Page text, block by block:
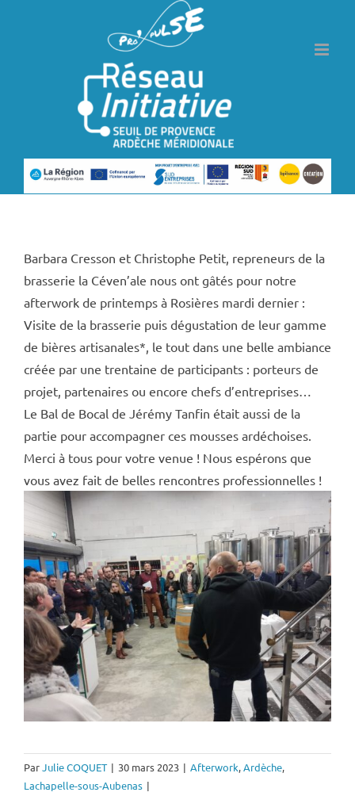
Précédent Suivant
Barbara Cresson et Christophe Petit, repreneurs de la
brasserie la Céven’ale nous ont gâtés pour notre
afterwork de printemps à Rosières mardi dernier :
Visite de la brasserie puis dégustation de leur gamme
de bières artisanales*, le tout dans une belle ambiance
créée par une trentaine de participants : porteurs de
projet, partenaires ou encore chefs d’entreprises…
Le Bal de Bocal de Jérémy Tanfin était aussi de la
partie pour accompagner ces mousses ardéchoises.
Merci à tous pour votre venue ! Nous espérons que
vous avez fait de belles rencontres professionnelles !
ParJulie COQUET | 30 mars 2023 | Afterwork,Ardèche,
Lachapelle-sous-Aubenas |